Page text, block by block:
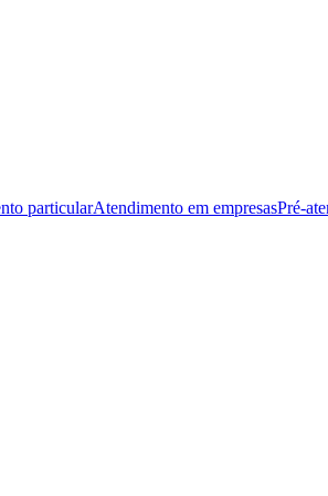
particularAtendimento em empresasPré-